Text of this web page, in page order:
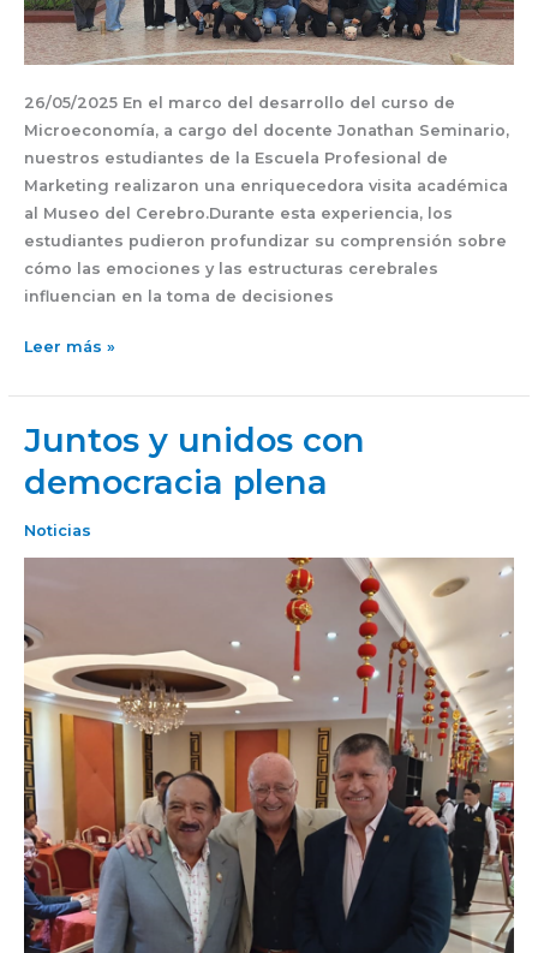
26/05/2025 En el marco del desarrollo del curso de
Microeconomía, a cargo del docente Jonathan Seminario,
nuestros estudiantes de la Escuela Profesional de
Marketing realizaron una enriquecedora visita académica
al Museo del Cerebro.Durante esta experiencia, los
estudiantes pudieron profundizar su comprensión sobre
cómo las emociones y las estructuras cerebrales
influencian en la toma de decisiones
Leer más »
Juntos y unidos con
democracia plena
Noticias
Juntos
unidos